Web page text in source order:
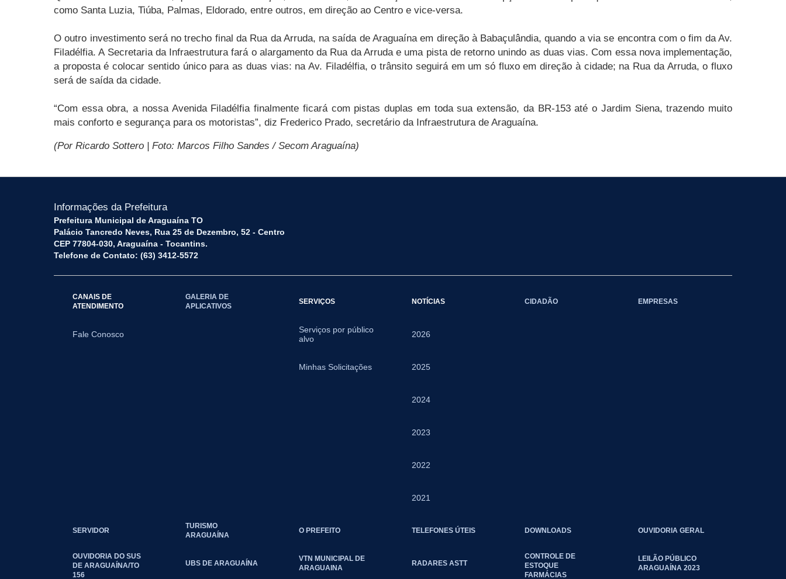
como Santa Luzia, Tiúba, Palmas, Eldorado, entre outros, em direção ao Centro e vice-versa.
O outro investimento será no trecho final da Rua da Arruda, na saída de Araguaína em direção à Babaçulândia, quando a via se encontra com o fim da Av.
Filadélfia. A Secretaria da Infraestrutura fará o alargamento da Rua da Arruda e uma pista de retorno unindo as duas vias. Com essa nova implementação,
a proposta é colocar sentido único para as duas vias: na Av. Filadélfia, o trânsito seguirá em um só fluxo em direção à cidade; na Rua da Arruda, o fluxo
será de saída da cidade.
“Com essa obra, a nossa Avenida Filadélfia finalmente ficará com pistas duplas em toda sua extensão, da BR-153 até o Jardim Siena, trazendo muito
mais conforto e segurança para os motoristas”, diz Frederico Prado, secretário da Infraestrutura de Araguaína.
(Por Ricardo Sottero | Foto: Marcos Filho Sandes / Secom Araguaína)
Informações da Prefeitura
Prefeitura Municipal de Araguaína TO
Palácio Tancredo Neves, Rua 25 de Dezembro, 52 - Centro
CEP 77804-030, Araguaína - Tocantins.
Telefone de Contato: (63) 3412-5572
CANAIS DE
ATENDIMENTO
Fale Conosco
GALERIA DE
APLICATIVOS
SERVIÇOS
Serviços por público
alvo
Minhas Solicitações
NOTÍCIAS
2026
2025
2024
2023
2022
2021
CIDADÃO EMPRESAS
SERVIDOR
TURISMO
ARAGUAÍNA
O PREFEITO TELEFONES ÚTEIS DOWNLOADS OUVIDORIA GERAL
OUVIDORIA DO SUS
DE ARAGUAÍNA/TO
156
UBS DE ARAGUAÍNA
VTN MUNICIPAL DE
ARAGUAINA
RADARES ASTT
CONTROLE DE
ESTOQUE
FARMÁCIAS
LEILÃO PÚBLICO
ARAGUAÍNA 2023